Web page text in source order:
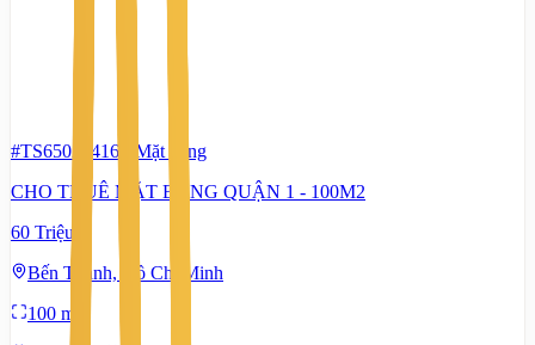
#TS65022416
Mặt bằng
CHO THUÊ MẶT BẰNG QUẬN 1 - 100M2
60 Triệu
Bến Thành, Hồ Chí Minh
100 m²